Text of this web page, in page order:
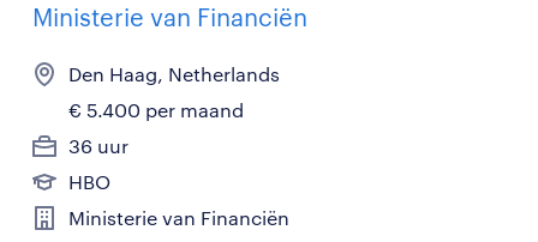
Ministerie van Financiën
Den Haag, Netherlands
€ 5.400 per maand
36 uur
HBO
Ministerie van Financiën